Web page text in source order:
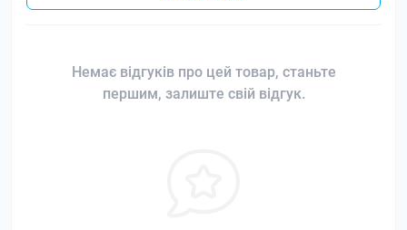
Немає відгуків про цей товар, станьте
першим, залиште свій відгук.